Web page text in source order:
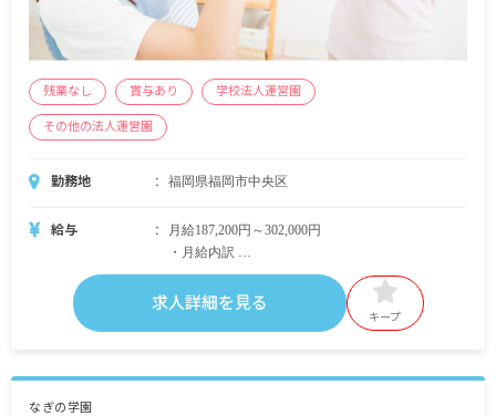
残業なし 賞与あり 学校法人運営園
その他の法人運営園
勤務地 福岡県福岡市中央区
給与
月給187,200円～302,000円
・月給内訳
基本給 181,200円～296,000円
研究手当 3,000円
通勤手当 月上限50,000円
求人詳細を見る
キープ
なぎの学園